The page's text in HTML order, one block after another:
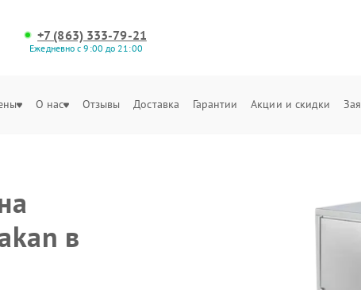
+7 (863) 333-79-21
Ежедневно с 9:00 до 21:00
О нас Отзывы Доставка Гарантии Акции и скидки
в